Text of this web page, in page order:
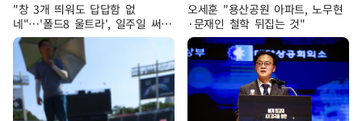
"창 3개 띄워도 답답함 없
네"…'폴드8 울트라', 일주일 써보
니
오세훈 "용산공원 아파트, 노무현
·문재인 철학 뒤집는 것"